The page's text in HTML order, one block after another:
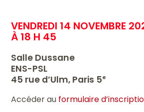
VENDREDI 14 NOVEMBRE
À 18 H 45
Salle Dussane
ENS-PSL
45 rue d’Ulm, Paris 5e
Accéder au formulaire